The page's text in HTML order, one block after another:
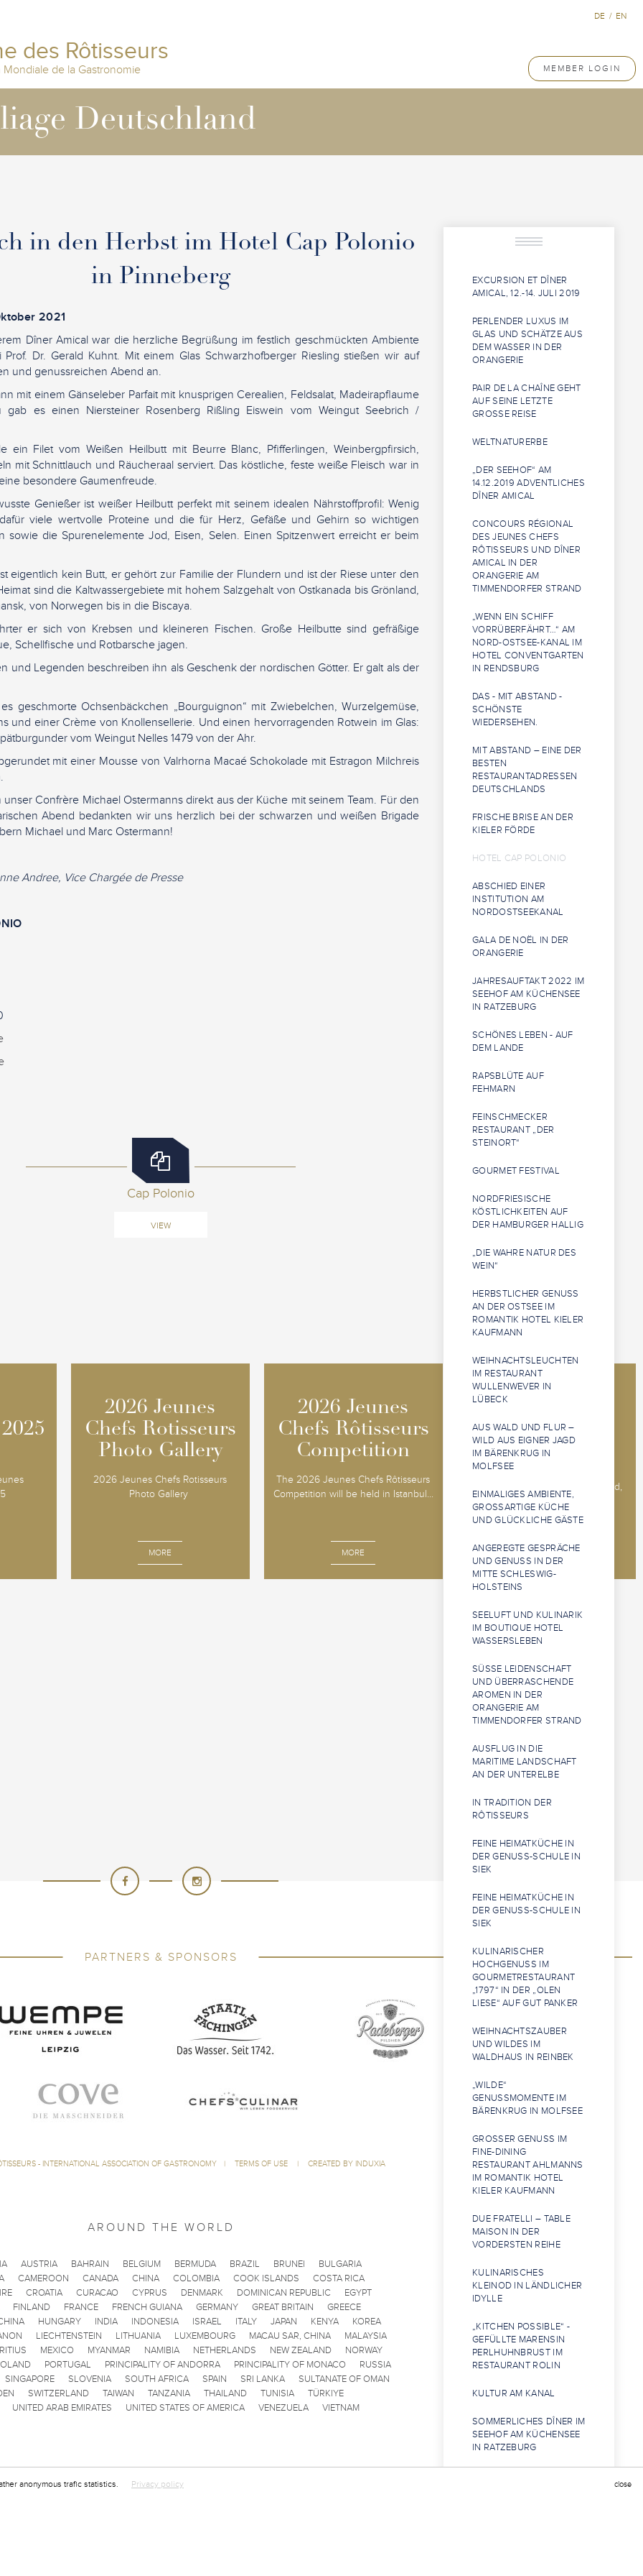
des Rôtisseurs
Mondiale de la Gastronomie MEMBER LOGIN
DE / EN
Deutschland
in den Herbst im Hotel Cap Polonio
in Pinneberg
2021
Dîner Amical war die herzliche Begrüßung im festlich geschmückten Ambiente
Dr. Gerald Kuhnt. Mit einem Glas Schwarzhofberger Riesling stießen wir auf
und genussreichen Abend an.
mit einem Gänseleber Parfait mit knusprigen Cerealien, Feldsalat, Madeirapflaume
gab es einen Niersteiner Rosenberg Rißling Eiswein vom Weingut Seebrich /
ein Filet vom Weißen Heilbutt mit Beurre Blanc, Pfifferlingen, Weinbergpfirsich,
mit Schnittlauch und Räucheraal serviert. Das köstliche, feste weiße Fleisch war in
besondere Gaumenfreude.
Genießer ist weißer Heilbutt perfekt mit seinem idealen Nährstoffprofil: Wenig
viele wertvolle Proteine und die für Herz, Gefäße und Gehirn so wichtigen
sowie die Spurenelemente Jod, Eisen, Selen. Einen Spitzenwert erreicht er beim
eigentlich kein Butt, er gehört zur Familie der Flundern und ist der Riese unter den
sind die Kaltwassergebiete mit hohem Salzgehalt von Ostkanada bis Grönland,
von Norwegen bis in die Biscaya.
er sich von Krebsen und kleineren Fischen. Große Heilbutte sind gefräßige
Schellfische und Rotbarsche jagen.
und Legenden beschreiben ihn als Geschenk der nordischen Götter. Er galt als der
geschmorte Ochsenbäckchen „Bourguignon“ mit Zwiebelchen, Wurzelgemüse,
und einer Crème von Knollensellerie. Und einen hervorragenden Rotwein im Glas:
vom Weingut Nelles 1479 von der Ahr.
mit einer Mousse von Valrhorna Macaé Schokolade mit Estragon Milchreis
unser Confrère Michael Ostermanns direkt aus der Küche mit seinem Team. Für den
Abend bedankten wir uns herzlich bei der schwarzen und weißen Brigade
Michael und Marc Ostermann!
Andree, Vice Chargée de Presse
Cap Polonio
VIEW
EXCURSION ET DÎNER
AMICAL, 12.-14. JULI 2019
PERLENDER LUXUS IM
GLAS UND SCHÄTZE AUS
DEM WASSER IN DER
ORANGERIE
PAIR DE LA CHAÎNE GEHT
AUF SEINE LETZTE
GROSSE REISE
WELTNATURERBE
„DER SEEHOF“ AM
14.12.2019 ADVENTLICHES
DÎNER AMICAL
CONCOURS RÉGIONAL
DES JEUNES CHEFS
RÔTISSEURS UND DÎNER
AMICAL IN DER
ORANGERIE AM
TIMMENDORFER STRAND
„WENN EIN SCHIFF
VORRÜBERFÄHRT…“ AM
NORD-OSTSEE-KANAL IM
HOTEL CONVENTGARTEN
IN RENDSBURG
DAS - MIT ABSTAND -
SCHÖNSTE
WIEDERSEHEN.
MIT ABSTAND – EINE DER
BESTEN
RESTAURANTADRESSEN
DEUTSCHLANDS
FRISCHE BRISE AN DER
KIELER FÖRDE
HOTEL CAP POLONIO
ABSCHIED EINER
INSTITUTION AM
NORDOSTSEEKANAL
GALA DE NOËL IN DER
ORANGERIE
JAHRESAUFTAKT 2022 IM
SEEHOF AM KÜCHENSEE
IN RATZEBURG
SCHÖNES LEBEN - AUF
DEM LANDE
RAPSBLÜTE AUF
FEHMARN
FEINSCHMECKER
RESTAURANT „DER
STEINORT“
GOURMET FESTIVAL
NORDFRIESISCHE
KÖSTLICHKEITEN AUF
DER HAMBURGER HALLIG
„DIE WAHRE NATUR DES
WEIN“
HERBSTLICHER GENUSS
AN DER OSTSEE IM
ROMANTIK HOTEL KIELER
KAUFMANN
WEIHNACHTSLEUCHTEN
IM RESTAURANT
WULLENWEVER IN
LÜBECK
AUS WALD UND FLUR –
WILD AUS EIGNER JAGD
IM BÄRENKRUG IN
MOLFSEE
EINMALIGES AMBIENTE,
GROSSARTIGE KÜCHE U
ND GLÜCKLICHE GÄSTE
ANGEREGTE GESPRÄCHE
UND GENUSS IN DER
MITTE SCHLESWIG-
HOLSTEINS
SEELUFT UND KULINARIK
IM BOUTIQUE HOTEL
WASSERSLEBEN
SÜSSE LEIDENSCHAFT U
ND ÜBERRASCHENDE A
ROMEN IN DER O
RANGERIE AM T
IMMENDORFER STRAND
AUSFLUG IN DIE
MARITIME LANDSCHAFT
AN DER UNTERELBE
IN TRADITION DER
RÔTISSEURS
FEINE HEIMATKÜCHE IN
DER GENUSS-SCHULE IN
SIEK
FEINE HEIMATKÜCHE IN
DER GENUSS-SCHULE IN
SIEK
KULINARISCHER
HOCHGENUSS IM
GOURMETRESTAURANT
„1797“ IN DER „OLEN
LIESE“ AUF GUT PANKER
WEIHNACHTSZAUBER
UND WILDES IM
WALDHAUS IN REINBEK
„WILDE“
GENUSSMOMENTE IM
BÄRENKRUG IN MOLFSEE
GROSSER GENUSS IM F
INE-DINING R
ESTAURANT AHLMANNS I
M ROMANTIK HOTEL K
IELER KAUFMANN
DUE FRATELLI – TABLE
MAISON IN DER
VORDERSTEN REIHE
KULINARISCHES
KLEINOD IN LÄNDLICHER
IDYLLE
„KITCHEN POSSIBLE“ -
GEFÜLLTE MARENSIN
PERLHUHNBRUST IM
RESTAURANT ROLIN
KULTUR AM KANAL
SOMMERLICHES DÎNER IM
SEEHOF AM KÜCHENSEE
IN RATZEBURG
2026 Jeunes
Chefs Rotisseurs
Photo Gallery
2026 Jeunes Chefs Rotisseurs
Photo Gallery
MORE
2026 Jeunes
Chefs Rotisseurs
Photo Gallery
2026 Jeunes
Chefs Rôtisseurs
Competition
The 2026 Jeunes Chefs Rôtisseurs
Competition will be held in Istanbul...
MORE
2026 Jeunes
Chefs Rôtisseurs
Competition
2026 Jeunes
Sommeliers
Competition
The 2026 Jeunes Sommeliers
Competition will be held in Båstad,
Sweden, 14 - 18 o...
MORE
2026 Jeunes
Sommeliers
Competition
close
anonymous trafic statistics. Privacy policy
PARTNERS & SPONSORS
- INTERNATIONAL ASSOCIATION OF GASTRONOMY | TERMS OF USE | CREATED BY INDUXIA
AROUND THE WORLD
AUSTRIA BAHRAIN BELGIUM BERMUDA BRAZIL BRUNEI
BULGARIA
CAMEROON CANADA CHINA COLOMBIA COOK ISLANDS
COSTA RICA
CROATIA CURACAO CYPRUS DENMARK DOMINICAN REPUBLIC
EGYPT
FINLAND FRANCE FRENCH GUIANA GERMANY GREAT BRITAIN
GREECE
HUNGARY INDIA INDONESIA ISRAEL ITALY JAPAN KENYA
KOREA
LIECHTENSTEIN LITHUANIA LUXEMBOURG MACAU SAR, CHINA
MALAYSIA
MEXICO MYANMAR NAMIBIA NETHERLANDS NEW ZEALAND
NORWAY
PORTUGAL PRINCIPALITY OF ANDORRA PRINCIPALITY OF MONACO
RUSSIA
SINGAPORE SLOVENIA SOUTH AFRICA SPAIN SRI LANKA
SULTANATE OF OMAN
SWITZERLAND TAIWAN TANZANIA THAILAND TUNISIA
TÜRKIYE
UNITED ARAB EMIRATES UNITED STATES OF AMERICA VENEZUELA VIETNAM